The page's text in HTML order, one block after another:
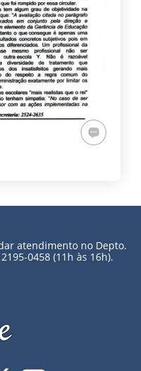
atendimento no Depto.
0458 (11h às 16h).